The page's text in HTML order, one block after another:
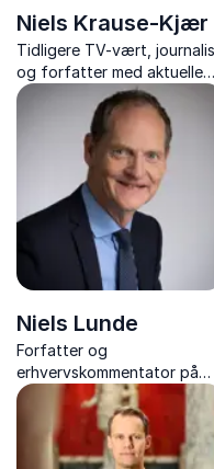
Niels Krause-Kjær
Tidligere TV-vært,
og forfatter med aktuelle
foredrag om politik,
spin og magtspil.
Niels Lunde
Forfatter og
erhvervskommentator på
Finans med unikke
ledelse og dansk erhvervsliv